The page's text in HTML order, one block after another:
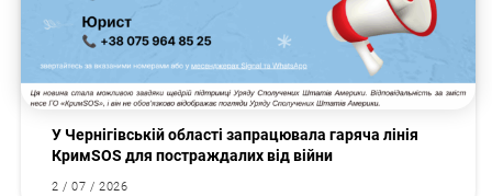
У Чернігівській області запрацювала гаряча лінія
КримSOS для постраждалих від війни
2 / 07 / 2026